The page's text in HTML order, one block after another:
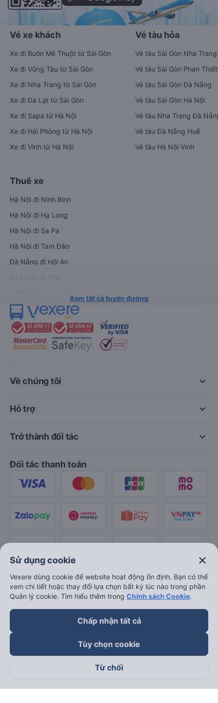
Vé xe khách
Xe đi Buôn Mê Thuột từ Sài Gòn
Xe đi Vũng Tàu từ Sài Gòn
Xe đi Nha Trang từ Sài Gòn
Xe đi Đà Lạt từ Sài Gòn
Xe đi Sapa từ Hà Nội
Xe đi Hải Phòng từ Hà Nội
Xe đi Vinh từ Hà Nội
Vé tàu hỏa
Vé tàu Sài Gòn Nha Trang
Vé tàu Sài Gòn Phan Thiết
Vé tàu Sài Gòn Đà Nẵng
Vé tàu Sài Gòn Hà Nội
Vé tàu Nha Trang Đà
Vé tàu Đà Nẵng Huế
Vé tàu Hà Nội Vinh
Thuê xe
Hà Nội đi Ninh Bình
Hà Nội đi Hạ Long
Hà Nội đi Sa Pa
Hà Nội đi Tam Đảo
Đà Nẵng đi Hội An
Xem tất cả tuyến đường
keyboard_arrow_down
Về chúng tôi
keyboard_arrow_down
Hỗ trợ
keyboard_arrow_down
Trở thành đối tác
Đối tác thanh toán
Theo dõi chúng tôi trên
Sử dụng cookie close
Vexere dùng cookie để website hoạt động ổn định. Bạn có thể
xem chi tiết hoặc thay đổi lựa chọn bất kỳ lúc nào trong phần
Quản lý cookie. Tìm hiểu thêm trong Chính sách Cookie.
Chấp nhận tất cả
Tùy chọn cookie
Từ chối